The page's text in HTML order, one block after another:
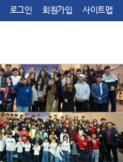
로그인 회원가입 사이트맵